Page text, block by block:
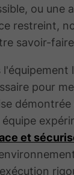
ou une
restreint,
savoir-
pour
et